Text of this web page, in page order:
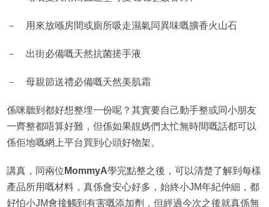
－ 用來放喺房間或廁所吸走濕氣同異味嘅擴香火山石
－ 出街必備嘅天然抗菌搓手液
－ 母親節送禮必備嘅天然美肌霜
係咪聽到都好想整埋一份呢？其實要自己動手整或同小朋友
一齊整都唔算好難，但係如果靚媽們太忙無時間嘅話都可以
係佢地嘅網上平台買到心頭好物架。
講真，同兩位 MommyA學完點整之後，可以清楚了解到每樣
產品所用嘅材料，真係會安心好多，始終小JM年紀仲細，都
好怕小JM會接觸到有害嘅添加劑，但經過今次之後就真係無